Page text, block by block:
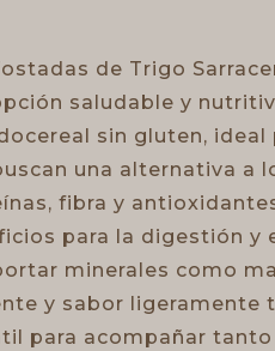
de Trigo
saludable y
sin gluten,
una alternativa a
fibra y
para la digestión y
minerales como
y sabor ligeramente
para acompañar